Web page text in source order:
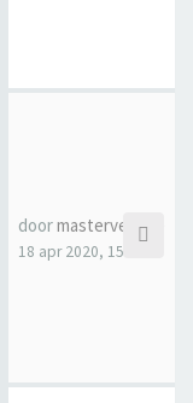
doormasterveecee
18 apr 2020, 15:28